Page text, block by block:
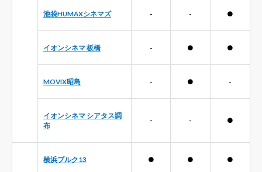
池袋HUMAXシネマズ - - ●
イオンシネマ 板橋 - ● ●
MOVIX昭島 - ● -
イオンシネマ シアタス調
布
- - ●
横浜ブルク13 ● ● ●